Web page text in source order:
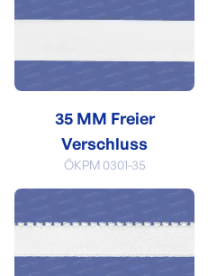
35 MM Freier
Verschluss
ÖKPM 0301-35